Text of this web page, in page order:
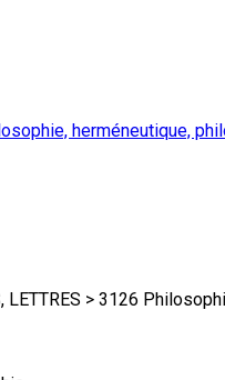
herméneutique,
LETTRES > 3126